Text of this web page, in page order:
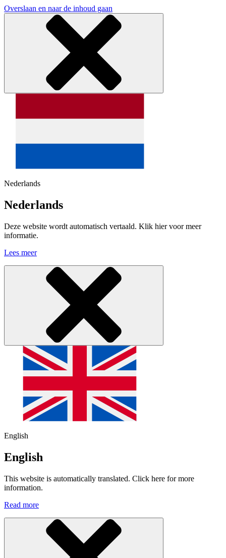
Overslaan en naar de inhoud gaan
Nederlands
Nederlands
Deze website wordt automatisch vertaald. Klik hier voor meer
informatie.
Lees meer
English
English
This website is automatically translated. Click here for more
information.
Read more